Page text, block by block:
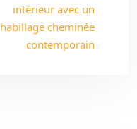
intérieur avec un
habillage cheminée
contemporain